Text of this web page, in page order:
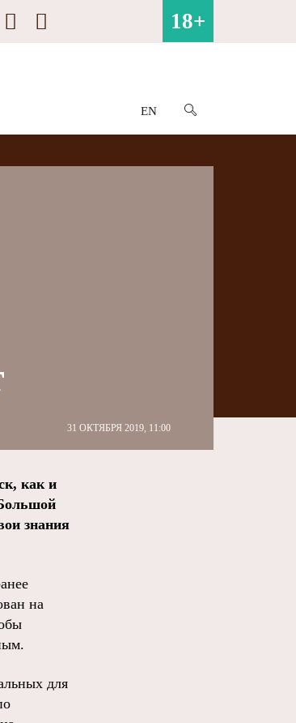
18+
EN
31 ОКТЯБРЯ 2019, 11:00
как и
знания
на
для